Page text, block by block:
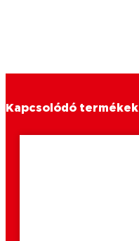
Kapcsolódó termékek